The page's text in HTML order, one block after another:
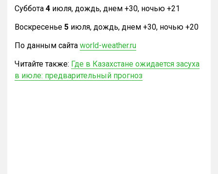
Суббота 4 июля, дождь, днем +30, ночью +21
Воскресенье 5 июля, дождь, днем +30, ночью +20
По данным сайта world-weather.ru
Читайте также: Где в Казахстане ожидается засуха
в июле: предварительный прогноз